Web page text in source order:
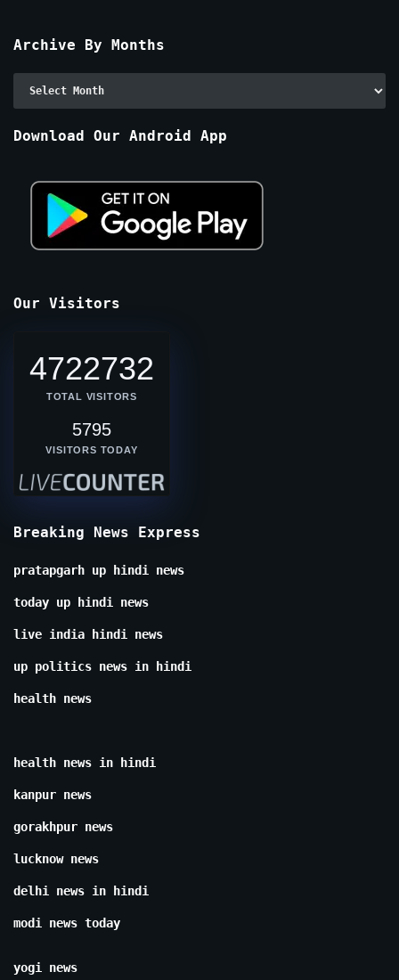
Archive By Months
Download Our Android App
Our Visitors
4722732
TOTAL VISITORS
5795
VISITORS TODAY
Breaking News Express
pratapgarh up hindi news
today up hindi news
live india hindi news
up politics news in hindi
health news
health news in hindi
kanpur news
gorakhpur news
lucknow news
delhi news in hindi
modi news today
yogi news